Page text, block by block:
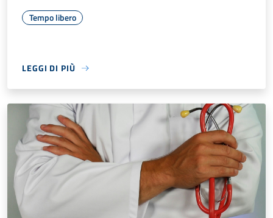
Tempo libero
LEGGI DI PIÙ